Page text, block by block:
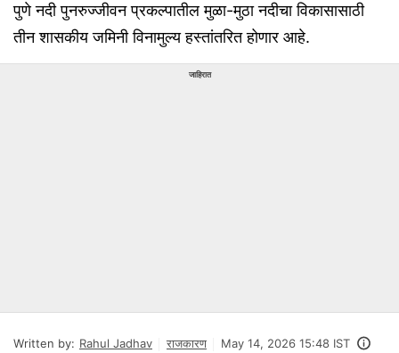
पुणे नदी पुनरुज्जीवन प्रकल्पातील मुळा-मुठा नदीचा विकासासाठी
तीन शासकीय जमिनी विनामुल्य हस्तांतरित होणार आहे.
जाहिरात
Written by: Rahul Jadhav राजकारण May 14, 2026 15:48 IST